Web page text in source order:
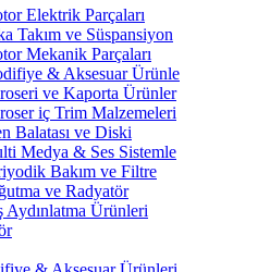
Elektrik Parçaları
Takım ve Süspansiyon
Mekanik Parçaları
& Aksesuar Ürünle
ve Kaporta Ürünler
iç Trim Malzemeleri
Balatası ve Diski
Medya & Ses Sistemle
Bakım ve Filtre
ve Radyatör
Aydınlatma Ürünleri